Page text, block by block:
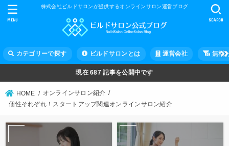
株式会社ビルドサロンが提供するオンラインサロン運営ブログ
カテゴリーで探す ビルドサロンとは 運営会社 無料
SEARCH
MENU
現在687 記事を公開中です
HOME
オンラインサロン紹介
個性それぞれ！スタートアップ関連オンラインサロン紹介